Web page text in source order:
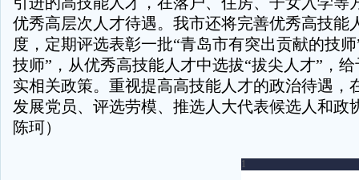
优秀高层次人才待遇。我市还将完善优秀高技能
度，定期评选表彰一批“青岛市有突出贡献的技
技师”，从优秀高技能人才中选拔“拔尖人才”，
实相关政策。重视提高高技能人才的政治待遇，
发展党员、评选劳模、推选人大代表候选人和政
陈珂）